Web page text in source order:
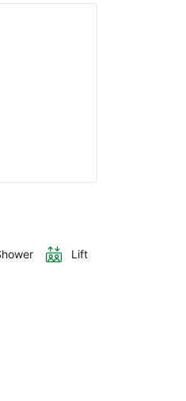
Lift